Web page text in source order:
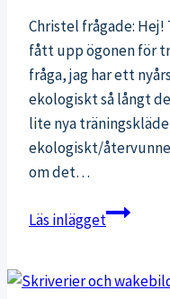
Christel frågade:
fått upp ögonen för
fråga, jag har ett
ekologiskt så långt
lite nya
ekologiskt/
om det…
Läs inläggetEkologiska